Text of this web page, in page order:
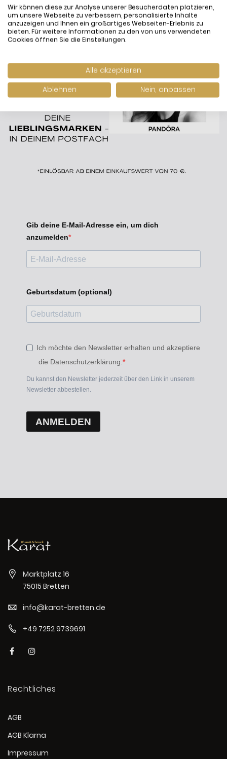
Gib deine E-Mail-Adresse ein, um dich
anzumelden
Geburtsdatum (optional)
Ich möchte den Newsletter erhalten und akzeptiere
die Datenschutzerklärung.
Du kannst den Newsletter jederzeit über den Link in unserem
Newsletter abbestellen.
ANMELDEN
Marktplatz 16
75015 Bretten
info@karat-bretten.de
+49 7252 9739691
Rechtliches
AGB
AGB Klarna
Impressum
Wir können diese zur Analyse unserer Besucherdaten platzieren,
um unsere Webseite zu verbessern, personalisierte Inhalte
anzuzeigen und Ihnen ein großartiges Webseiten-Erlebnis zu
bieten. Für weitere Informationen zu den von uns verwendeten
Cookies öffnen Sie die Einstellungen.
Alle akzeptieren
Ablehnen
Nein, anpassen